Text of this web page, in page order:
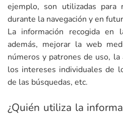
ejemplo, son utilizadas para
durante la navegación y en
La información recogida en
además, mejorar la web
números y patrones de uso,
los intereses individuales de
de las búsquedas, etc.
¿Quién utiliza la